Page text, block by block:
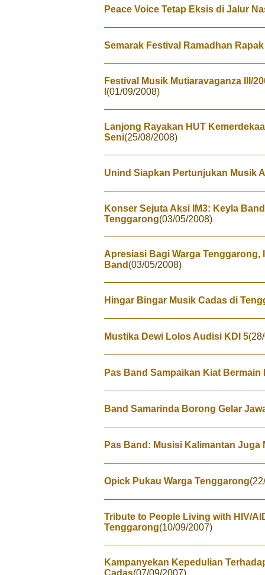
Peace Voice Tetap Eksis di Jalur
Semarak Festival Ramadhan
Festival Musik Mutiaravaganza III/
(01/09/2008)
Lanjong Rayakan HUT
Seni(25/08/2008)
Unind Siapkan Pertunjukan Musik
Konser Sejuta Aksi IM3: Keyla
Tenggarong(03/05/2008)
Apresiasi Bagi Warga Tenggarong,
Band (03/05/2008)
Hingar Bingar Musik Cadas di
Mustika Dewi Lolos Audisi KDI 5
Pas Band Sampaikan Kiat Bermain
Band Samarinda Borong Gelar
Pas Band: Musisi Kalimantan Juga
Opick Pukau Warga Tenggarong
Tribute to People Living with HIV/
Tenggarong(10/09/2007)
Kampanyekan Kepedulian
Cadas(07/09/2007)